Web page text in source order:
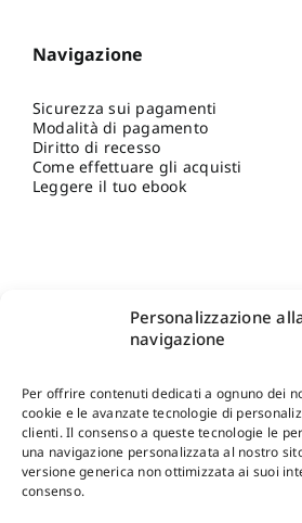
Personalizzazione
navigazione
Per offrire contenuti dedicati a ognuno dei
cookie e le avanzate tecnologie di
clienti. Il consenso a queste tecnologie le
una navigazione personalizzata al nostro
versione generica non ottimizzata ai suoi
consenso.
Navigazione
Sicurezza sui pagamenti
Modalità di pagamento
Diritto di recesso
Come effettuare gli acquisti
Leggere il tuo ebook
Shop Gangemi Editore-Pagamenti